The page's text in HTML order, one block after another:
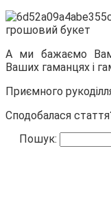
А ми бажаємо
Ваших гаманцях і
Приємного
Сподобалася
Пошук: